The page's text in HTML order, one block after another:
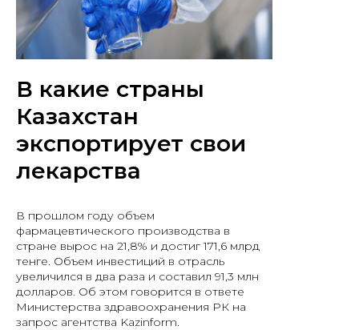
В какие страны
Казахстан
экспортирует свои
лекарства
В прошлом году объем
фармацевтического производства в
стране вырос на 21,8% и достиг 171,6 млрд
тенге. Объем инвестиций в отрасль
увеличился в два раза и составил 91,3 млн
долларов. Об этом говорится в ответе
Министерства здравоохранения РК на
запрос агентства Kazinform.